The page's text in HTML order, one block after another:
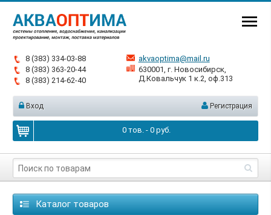
8 (383) 334-03-88
8 (383) 363-20-44
8 (383) 214-62-40
akvaoptima@mail.ru
630001, г. Новосибирск,
Д.Ковальчук 1 к.2, оф.313
Вход Регистрация
0тов. - 0руб.
Каталог товаров